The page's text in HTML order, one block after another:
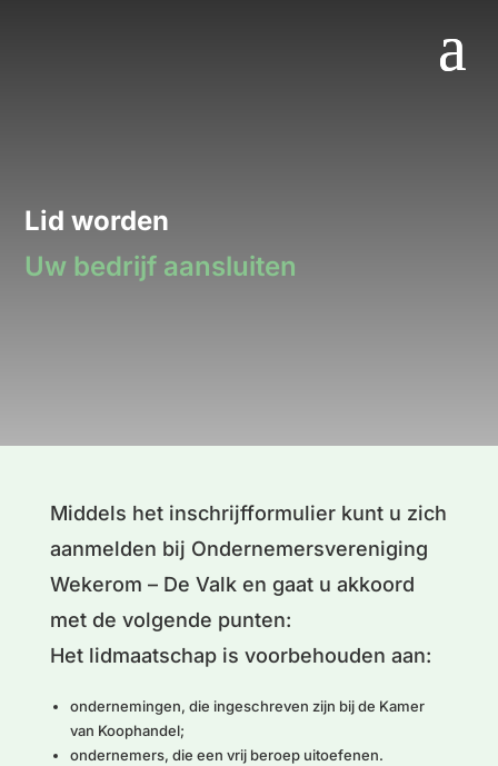
Lid worden
Uw bedrijf aansluiten
Middels het inschrijfformulier kunt u zich
aanmelden bij Ondernemersvereniging
Wekerom – De Valk en gaat u akkoord
met de volgende punten:
Het lidmaatschap is voorbehouden aan:
ondernemingen, die ingeschreven zijn bij de Kamer
van Koophandel;
ondernemers, die een vrij beroep uitoefenen.